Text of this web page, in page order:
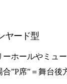
ヤード型
ーホールやミュ
合”P席”＝舞台